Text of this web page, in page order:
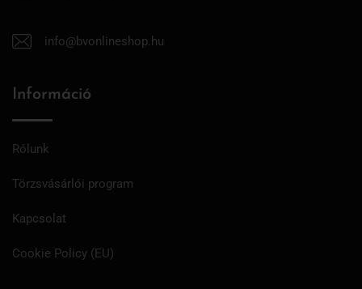
info@bvonlineshop.hu
Információ
Rólunk
Törzsvásárlói program
Kapcsolat
Cookie Policy (EU)